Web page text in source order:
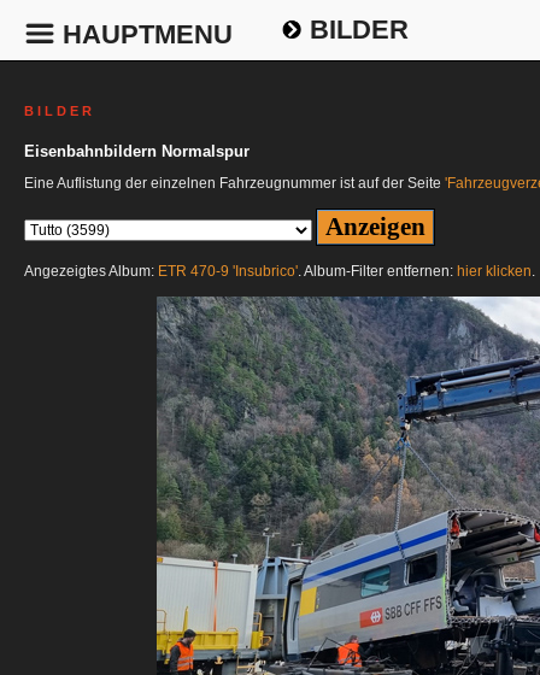
HAUPTMENU BILDER
B I L D E R
Eisenbahnbildern Normalspur
Eine Auflistung der einzelnen Fahrzeugnummer ist auf der Seite
Angezeigtes Album: ETR 470-9 'Insubrico'. Album-Filter entfernen: hier klicken.